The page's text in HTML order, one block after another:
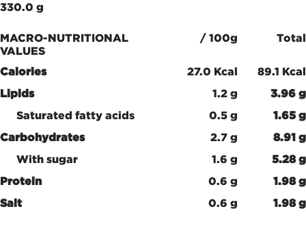
330.0 g
MACRO-NUTRITIONAL
VALUES
/ 100g Total
Calories 27.0 Kcal
89.1 Kcal
Lipids
1.2 g
3.96 g
Saturated fatty acids
0.5 g
1.65 g
Carbohydrates
2.7 g
8.91 g
With sugar
1.6 g
5.28 g
Protein
0.6 g
1.98 g
Salt
0.6 g 1.98 g